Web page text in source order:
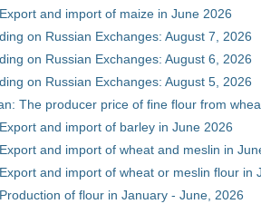
and import of maize in June 2026
on Russian Exchanges: August 7, 2026
on Russian Exchanges: August 6, 2026
on Russian Exchanges: August 5, 2026
The producer price of fine flour from
and import of barley in June 2026
and import of wheat and meslin in
and import of wheat or meslin flour in
of flour in January - June, 2026